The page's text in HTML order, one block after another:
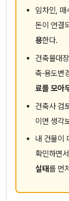
임차인,
돈이 연결
용한다.
건축물대
축·용도변
료를 모아
건축사 검
이면 생각
내 건물이
확인하면서
실태를 먼